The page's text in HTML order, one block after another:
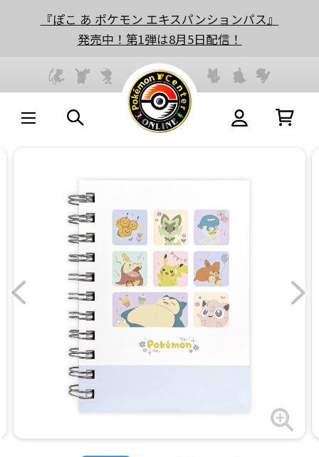
『ぽこ あ ポケモン エキスパンションパス』
発売中！第1弾は8月5日配信！